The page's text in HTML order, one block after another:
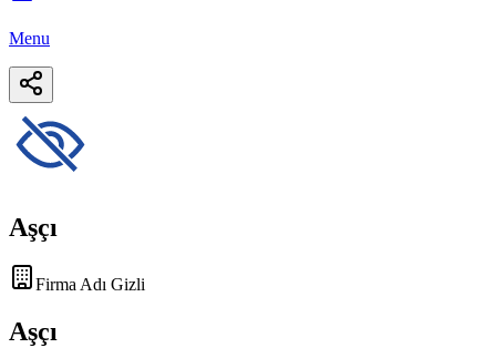
Menu
Aşçı
Firma Adı Gizli
Aşçı